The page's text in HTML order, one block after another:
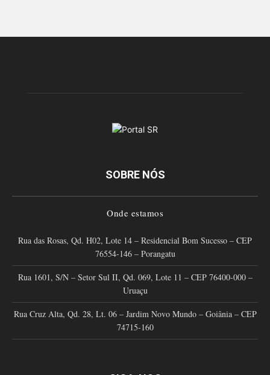
SOBRE NÓS
Onde estamos
Rua das Rosas, Qd. H02, Lote 14 – Residencial Bom Sucesso – CEP
76554-146 – Porangatu
Rua 1601, S/N – Setor Sul II, Qd. 069, Lote 11 – CEP 76400-000 –
Uruaçu
Rua Cruz Alta, Qd. 28, Lt. 06 – Jardim Novo Mundo – Goiânia – CEP
74715-160